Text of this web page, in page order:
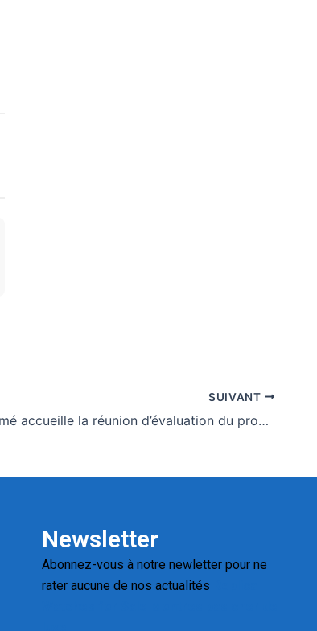
SUIVANT
Crise en RDC : Lomé accueille la réunion d’évaluation du processus de médiation de l’Union africaine
Newsletter
Abonnez-vous à notre newletter pour ne
rater aucune de nos actualités